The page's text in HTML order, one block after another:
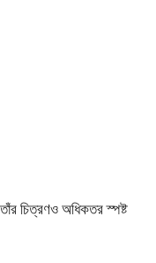
চিত্রণও অধিকতর স্পষ্ট